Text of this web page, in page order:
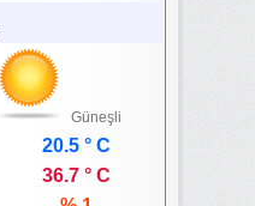
Güneşli
20.5 ° C
36.7 ° C